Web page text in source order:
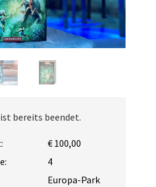
bereits beendet.
€ 100,00
4
Europa-Park